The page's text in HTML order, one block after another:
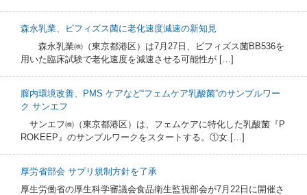
森永乳業、ビフィズス菌に老化速度減速の新知見
森永乳業㈱（東京都港区）は7月27日、ビフィズス菌BB536を
用いた臨床試験で老化速度を減速させる可能性が […]
膣内環境改善、PMS ケアなど“フェムケア乳酸菌”のサンプルワー
ク サンエフ
サンエフ㈱（東京都港区）は、フェムケアに特化した乳酸菌『P
ROKEEP』のサンプルワークをスタートする。①女 […]
厚労省部会 サプリ規制方針を了承
厚生労働省の厚生科学審議会食品衛生監視部会が7月22日に開催さ